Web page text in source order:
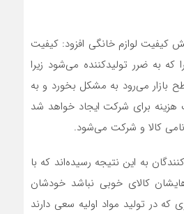
لوازم‌‌‌ خانگی افزود: کیفیت
به ضرر تولیدکننده می‌شود زیرا
بازار می‌رود به مشکل بخورد و به
برای شرکت ایجاد خواهد شد
کالا و شرکت می‌شود.
به این نتیجه رسیده‌اند که با
کالای خوبی نباشد خودشان
در تولید مواد اولیه سعی دارند